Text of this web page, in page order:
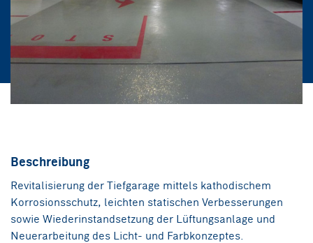
Beschreibung
Revitalisierung der Tiefgarage mittels kathodischem
Korrosionsschutz, leichten statischen Verbesserungen
sowie Wiederinstandsetzung der Lüftungsanlage und
Neuerarbeitung des Licht- und Farbkonzeptes.